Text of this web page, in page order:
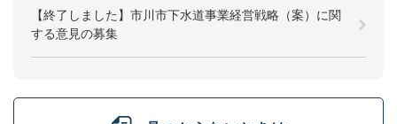
【終了しました】市川市下水道事業経営戦略（案）に関
する意見の募集